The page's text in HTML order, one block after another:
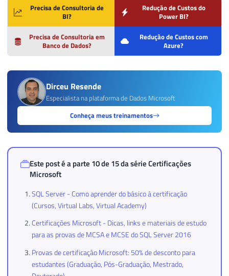
Precisa de Consultoria de
BI?
Redução de Custos do
Power BI?
Precisa de Consultoria em
Banco de Dados?
Redução de Custos com
Azure?
Dirceu Resende
Especialista na plataforma de Dados Microsoft
Conheça meus treinamentos
Este post é a parte 10 de 15 da sérieCertificações
Microsoft
SQL Server - Como aprender do básico à certificação
(Cursos, Virtual Labs, Virtual Academy)
Certificações Microsoft - Dicas, links e materiais de estudo
para as provas de MCSA e MCSE do SQL Server 2016
Provas de certificação Microsoft: 50% de desconto para
estudantes (Graduação, Pós-Graduação, Mestrado,